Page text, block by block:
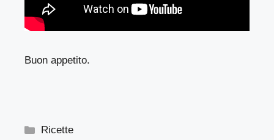
Buon appetito.
Categorie
Ricette